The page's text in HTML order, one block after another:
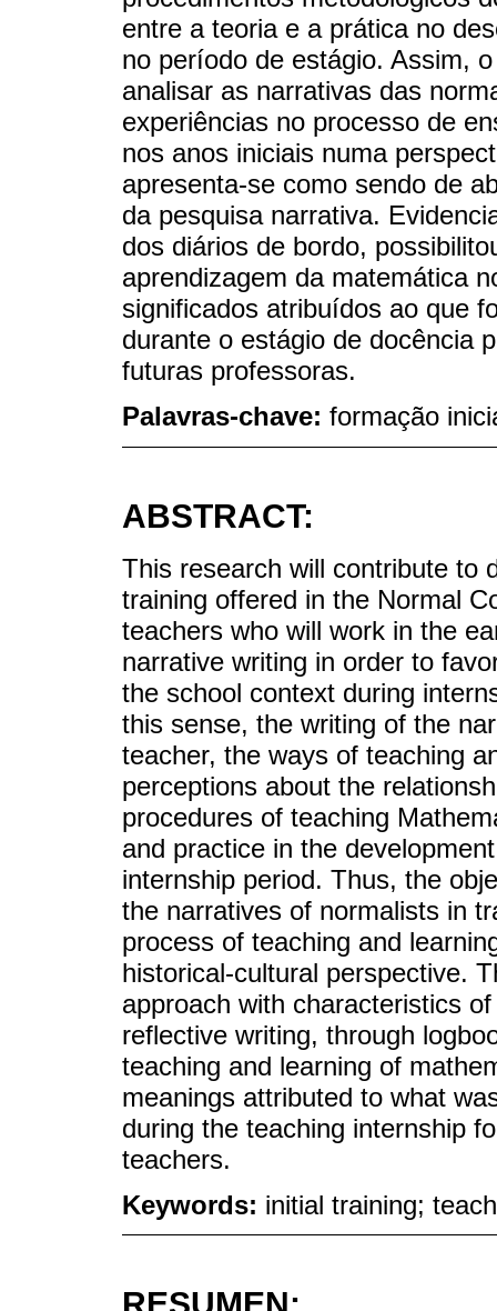
entre a teoria e a prática no
no período de estágio. Assim,
analisar as narrativas das
experiências no processo de
nos anos iniciais numa
apresenta-se como sendo de
da pesquisa narrativa.
dos diários de bordo,
aprendizagem da matemática
significados atribuídos ao que
durante o estágio de docência
futuras professoras.
Palavras-chave: formação
ABSTRACT:
This research will contribute to
training offered in the Normal
teachers who will work in the
narrative writing in order to
the school context during
this sense, the writing of the
teacher, the ways of teaching
perceptions about the
procedures of teaching
and practice in the
internship period. Thus, the
the narratives of normalists in
process of teaching and
historical-cultural perspective.
approach with characteristics
reflective writing, through
teaching and learning of
meanings attributed to what
during the teaching internship
teachers.
Keywords: initial training;